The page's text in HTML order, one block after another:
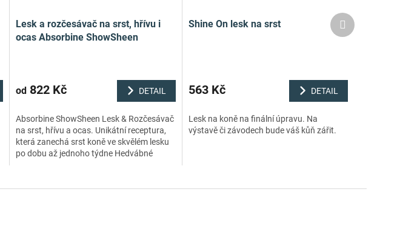
Lesk a rozčesávač na srst, hřívu i
ocas Absorbine ShowSheen
od 822 Kč DETAIL
Absorbine ShowSheen Lesk & Rozčesávač
na srst, hřívu a ocas. Unikátní receptura,
která zanechá srst koně ve skvělém lesku
po dobu až jednoho týdne Hedvábné
Shine On lesk na srst
563 Kč DETAIL
Lesk na koně na finální úpravu. Na
výstavě či závodech bude váš kůň zářit.
Další
produkt